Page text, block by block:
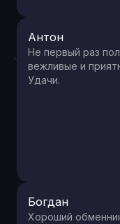
Антон
Не первый раз
вежливые и
Удачи.
Богдан
Хороший